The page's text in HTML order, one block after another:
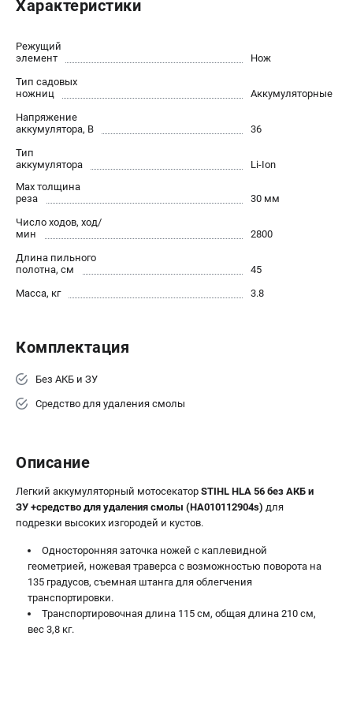
Юридическим лицам
Правила обмена и возврата
Справочник по тримерным головкам и ножам
Бонусная программа
Как нас найти
Пользовательское соглашение
САДОВАЯ ТЕХНИКА
Бензопилы
Мотокосы
Газонокосилки и тракторы
Опрыскиватели
Измельчители
Воздуходувы
ПРИНАДЛЕЖНОСТИ
Масла и смазки
Заточные наборы и напильники
Средства защиты
АККУМУЛЯТОРНАЯ ТЕХНИКА
Воздуходувки аккумуляторные
Высоторезы аккумуляторные
Характеристики
Режущий
элемент
Нож
Тип садовых
ножниц
Аккумуляторные
Напряжение
аккумулятора, В
36
Тип
аккумулятора
Li-Ion
Max толщина
реза
30 мм
Число ходов, ход/
мин
2800
Длина пильного
полотна, см
45
Масса, кг
3.8
Комплектация
Без АКБ и ЗУ
Средство для удаления смолы
Описание
Легкий аккумуляторный мотосекатор STIHL HLA 56 без АКБ и
ЗУ +средство для удаления смолы (HA010112904s) для
подрезки высоких изгородей и кустов.
Односторонняя заточка ножей с каплевидной
геометрией, ножевая траверса с возможностью поворота на
135 градусов, съемная штанга для облегчения
транспортировки.
Транспортировочная длина 115 см, общая длина 210 см,
вес 3,8 кг.